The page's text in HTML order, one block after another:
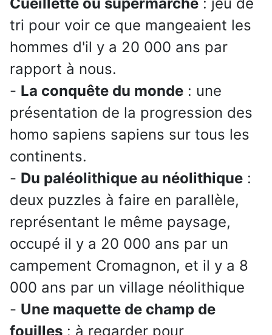
tri pour voir ce que mangeaient les
hommes d'il y a 20 000 ans par
rapport à nous.
- La conquête du monde : une
présentation de la progression des
homo sapiens sapiens sur tous les
continents.
- Du paléolithique au néolithique :
deux puzzles à faire en parallèle,
représentant le même paysage,
occupé il y a 20 000 ans par un
campement Cromagnon, et il y a 8
000 ans par un village néolithique
- Une maquette de champ de
fouilles : à regarder pour